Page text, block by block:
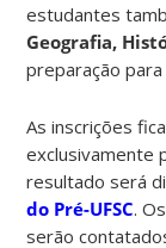
estudantes
Geografia,
preparação
As inscrições
exclusivamente
resultado será
do Pré-UFSC.
serão